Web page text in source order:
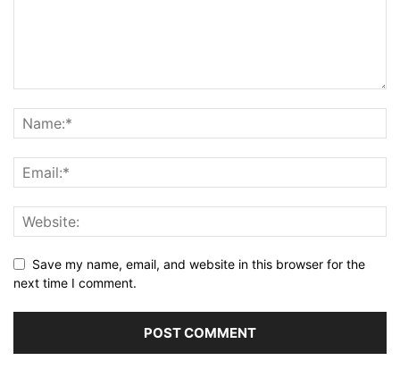
Save my name, email, and website in this browser for the
next time I comment.